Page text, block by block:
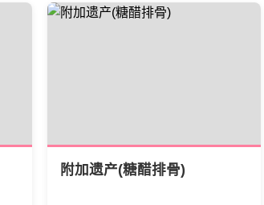
附加遗产(糖醋排骨)